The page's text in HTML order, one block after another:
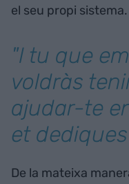
el seu propi sistema.
"I tu que
voldràs
ajudar-te
et
De la mateixa